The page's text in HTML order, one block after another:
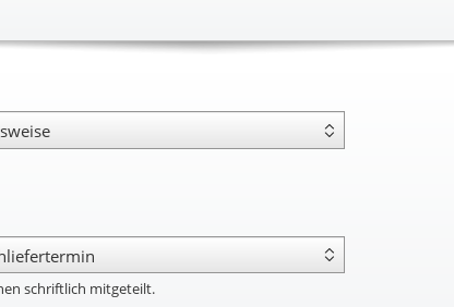
schriftlich mitgeteilt.